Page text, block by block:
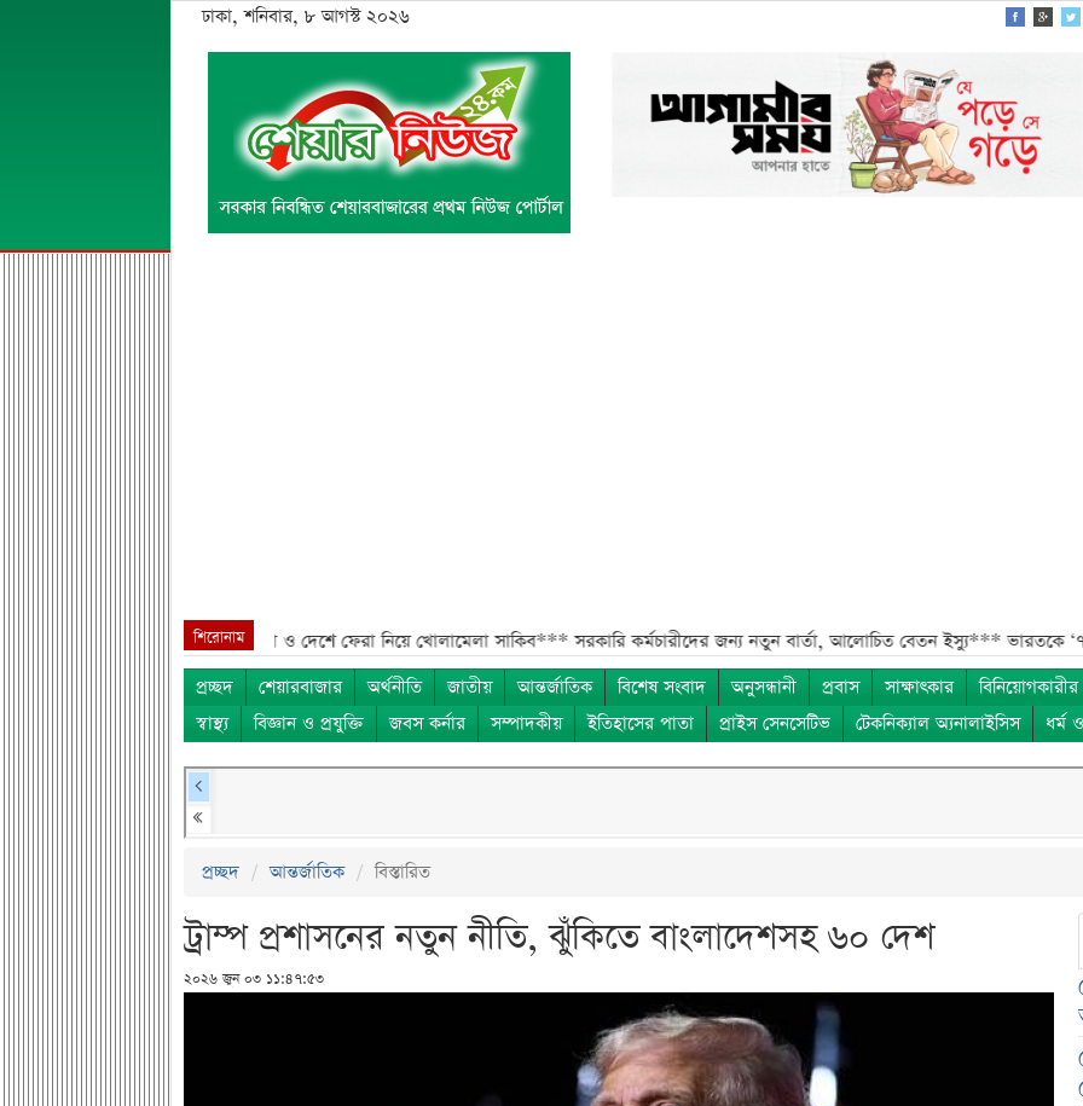
ঢাকা, শনিবার, ৮ আগস্ট ২০২৬
শিরোনাম
শেখ হাসিনা, মামলা ও দেশে ফেরা নিয়ে খোলামেলা সাকিব*** সরকারি কর্মচারীদের জন্য নতুন বার্তা, আলোচিত বেতন ইস্যু*** ভারতকে ‘৭ নম্বর
প্রচ্ছদ
শেয়ারবাজার অর্থনীতি জাতীয় আন্তর্জাতিক বিশেষ সংবাদ অনুসন্ধানী প্রবাস সাক্ষাৎকার
স্বাস্থ্য
বিজ্ঞান ও প্রযুক্তি জবস কর্নার সম্পাদকীয় ইতিহাসের পাতা প্রাইস সেনসেটিভ টেকনিক্যাল অ্যনালাইসিস ধর্ম
প্রচ্ছদ আন্তর্জাতিক বিস্তারিত
ট্রাম্প প্রশাসনের নতুন নীতি, ঝুঁকিতে বাংলাদেশসহ ৬০ দেশ
২০২৬ জুন ০৩ ১১:৪৭:৫৩